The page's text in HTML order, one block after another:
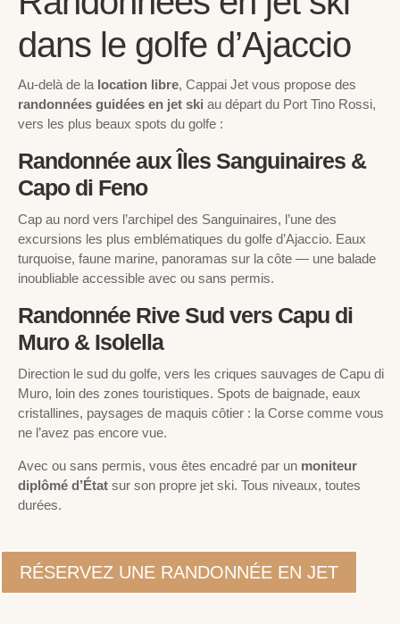
dans le golfe d’Ajaccio
Au-delà de la location libre, Cappai Jet vous propose des
randonnées guidées en jet ski au départ du Port Tino Rossi,
vers les plus beaux spots du golfe :
Randonnée aux Îles Sanguinaires &
Capo di Feno
Cap au nord vers l’archipel des Sanguinaires, l’une des
excursions les plus emblématiques du golfe d’Ajaccio. Eaux
turquoise, faune marine, panoramas sur la côte — une balade
inoubliable accessible avec ou sans permis.
Randonnée Rive Sud vers Capu di
Muro & Isolella
Direction le sud du golfe, vers les criques sauvages de Capu di
Muro, loin des zones touristiques. Spots de baignade, eaux
cristallines, paysages de maquis côtier : la Corse comme vous
ne l’avez pas encore vue.
Avec ou sans permis, vous êtes encadré par un moniteur
diplômé d’État sur son propre jet ski. Tous niveaux, toutes
durées.
RÉSERVEZ UNE RANDONNÉE EN JET